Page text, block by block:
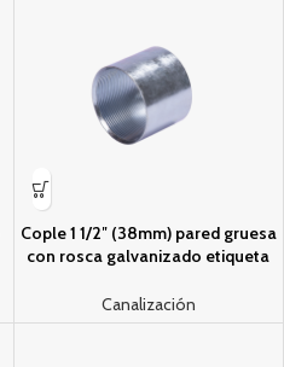
Cople 1 1/2″ (38mm) pared gruesa
con rosca galvanizado etiqueta
Canalización